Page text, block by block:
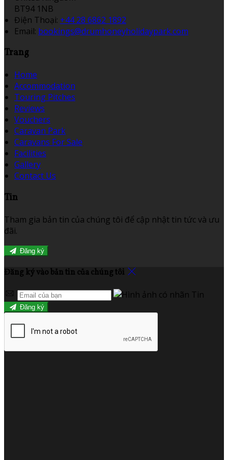
BT94 1NB
Điện Thoại: +44 28 6862 1892
Email: bookings@drumhoneyholidaypark.com
Trang
Home
Accommodation
Touring Pitches
Reviews
Vouchers
Caravan Park
Caravans For Sale
Facilities
Gallery
Contact Us
Tin
Tham gia bản tin của chúng tôi để cập nhật tin tức và ưu
đãi.
Đăng ký
Đăng ký vào bản tin của chúng tôi
Đăng ký